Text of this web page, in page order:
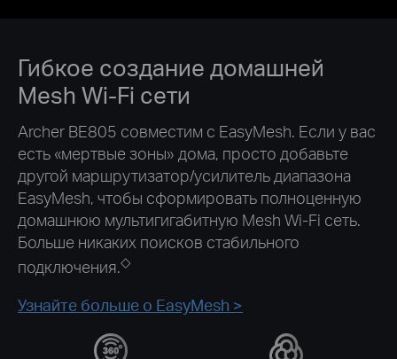
Гибкое создание домашней
Mesh Wi-Fi сети
Archer BE805 совместим с EasyMesh. Если у вас
есть «мертвые зоны» дома, просто добавьте
другой маршрутизатор/усилитель диапазона
EasyMesh, чтобы сформировать полноценную
домашнюю мультигигабитную Mesh Wi-Fi сеть.
Больше никаких поисков стабильного
подключения. ◇
Узнайте больше о EasyMesh >